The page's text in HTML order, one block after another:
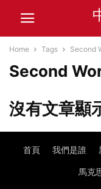
Home Tags Second
Second
沒有文章顯
首頁 我們是誰
馬克